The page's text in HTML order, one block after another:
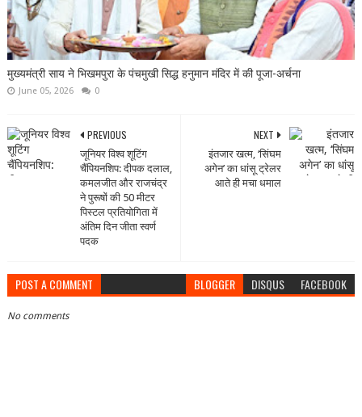
मुख्यमंत्री साय ने भिखमपुरा के पंचमुखी सिद्ध हनुमान मंदिर में की पूजा-अर्चना
June 05, 2026 0
NEXT
इंतजार खत्म, ‘सिंघम
अगेन’ का धांसू ट्रेलर
आते ही मचा धमाल
PREVIOUS
जूनियर विश्‍व शूटिंग
चैंपियनशिप: दीपक दलाल,
कमलजीत और राजचंद्र
ने पुरूषों की 50 मीटर
पिस्‍टल प्रतियोगिता में
अंतिम दिन जीता स्‍वर्ण
पदक
POST A COMMENT BLOGGER DISQUS FACEBOOK
No comments